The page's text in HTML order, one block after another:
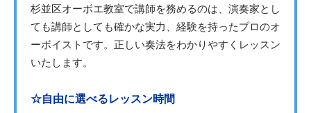
杉並区オーボエ教室で講師を務めるのは、演奏家とし
ても講師としても確かな実力、経験を持ったプロのオ
ーボイストです。正しい奏法をわかりやすくレッスン
いたします。
☆自由に選べるレッスン時間